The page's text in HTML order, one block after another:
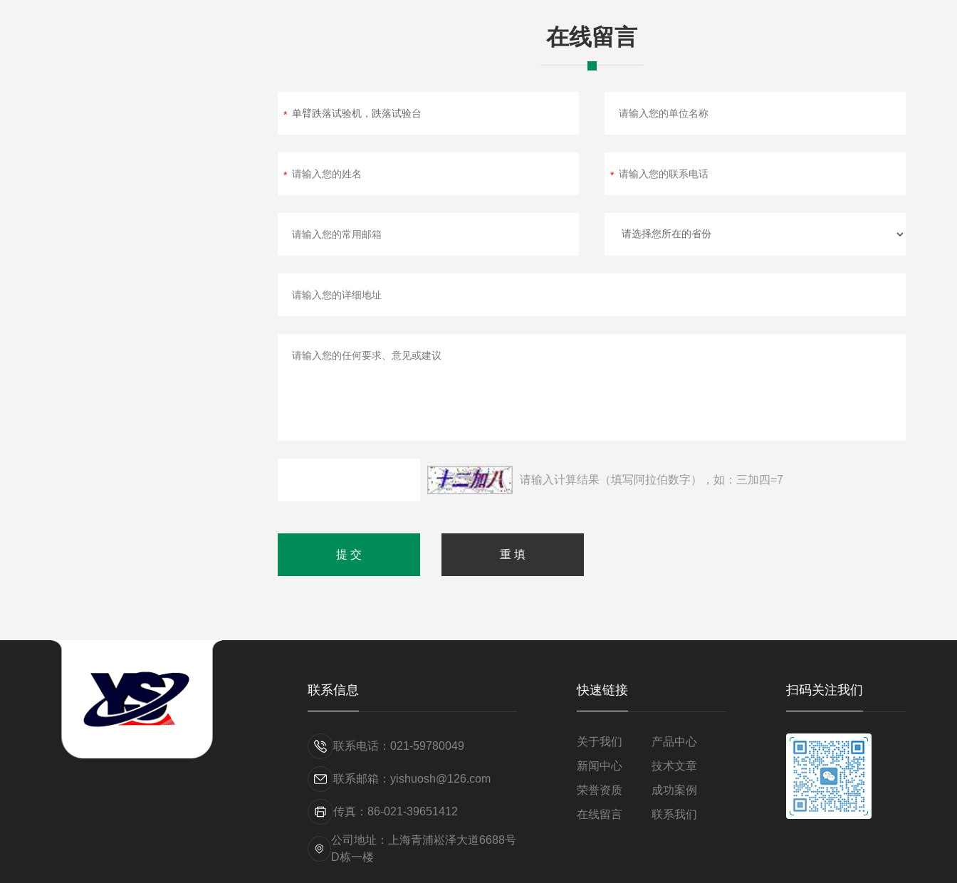
在线留言
请输入计算结果（填写阿拉伯数字），如：三加四=7
联系信息
联系电话：021-59780049
联系邮箱：yishuosh@126.com
传真：86-021-39651412
公司地址：上海青浦崧泽大道6688号
D栋一楼
快速链接
关于我们
产品中心
新闻中心
技术文章
荣誉资质
成功案例
在线留言
联系我们
扫码关注我们